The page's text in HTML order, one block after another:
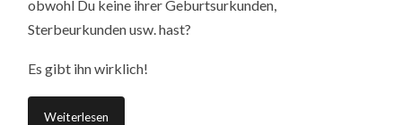
obwohl Du keine ihrer Geburtsurkunden,
Sterbeurkunden usw. hast?
Es gibt ihn wirklich!
Weiterlesen